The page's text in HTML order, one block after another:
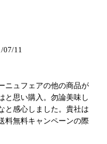
07/11
ニュフェアの他の商品が
と思い購入。勿論美味し
と感心しました。貴社は
料無料キャンペーンの際